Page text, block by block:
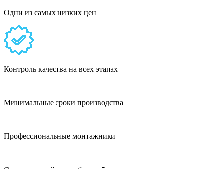
Одни из самых низких цен
Контроль качества на всех этапах
Минимальные сроки производства
Профессиональные монтажники